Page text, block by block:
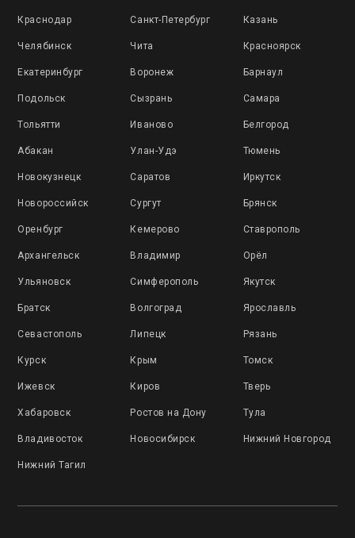
Краснодар Санкт-Петербург Казань
Челябинск Чита Красноярск
Екатеринбург Воронеж Барнаул
Подольск Сызрань Самара
Тольятти Иваново Белгород
Абакан Улан-Удэ Тюмень
Новокузнецк Саратов Иркутск
Новороссийск Сургут Брянск
Оренбург Кемерово Ставрополь
Архангельск Владимир Орёл
Ульяновск Симферополь Якутск
Братск Волгоград Ярославль
Севастополь Липецк Рязань
Курск Крым Томск
Ижевск Киров Тверь
Хабаровск Ростов на Дону Тула
Владивосток Новосибирск Нижний Новгород
Нижний Тагил